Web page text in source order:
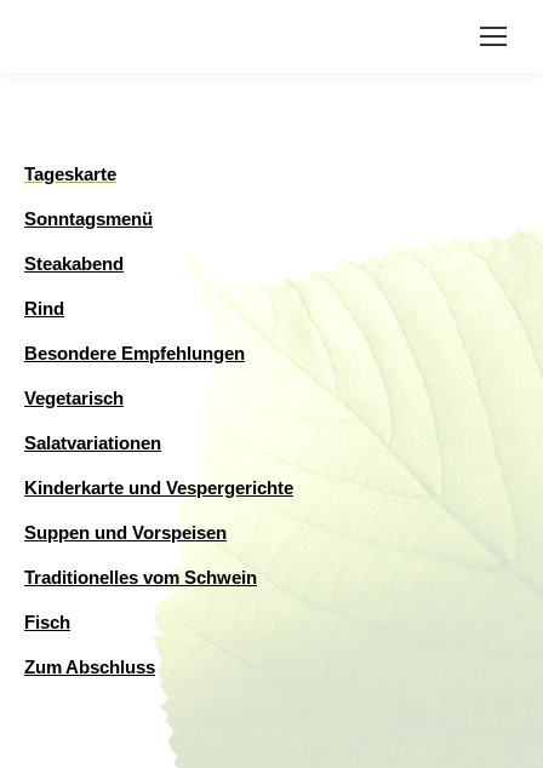
Tageskarte
Sonntagsmenü
Steakabend
Rind
Besondere Empfehlungen
Vegetarisch
Salatvariationen
Kinderkarte und Vespergerichte
Suppen und Vorspeisen
Traditionelles vom Schwein
Fisch
Zum Abschluss